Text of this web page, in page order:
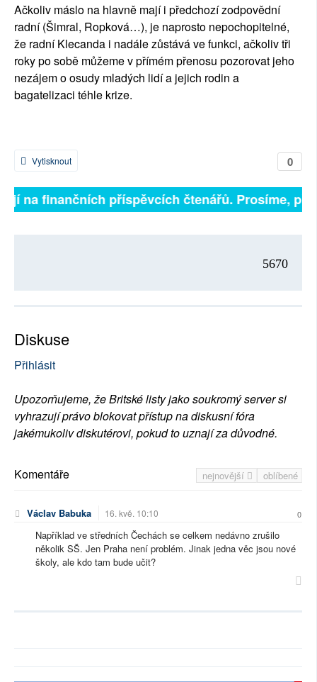
Ačkoliv máslo na hlavně mají i předchozí zodpovědní
radní (Šimral, Ropková…), je naprosto nepochopitelné,
že radní Klecanda i nadále zůstává ve funkci, ačkoliv tři
roky po sobě můžeme v přímém přenosu pozorovat jeho
nezájem o osudy mladých lidí a jejich rodin a
bagatelizaci téhle krize.
0
Vytisknout
na finančních příspěvcích čtenářů. Prosíme,
5670
Diskuse
Přihlásit
Upozorňujeme, že Britské listy jako soukromý server si
vyhrazují právo blokovat přístup na diskusní fóra
jakémukoliv diskutérovi, pokud to uznají za důvodné.
nejnovější oblíbené
Komentáře
Václav Babuka 16. kvě. 10:10 0
Například ve středních Čechách se celkem nedávno zrušilo
několik SŠ. Jen Praha není problém. Jinak jedna věc jsou nové
školy, ale kdo tam bude učit?